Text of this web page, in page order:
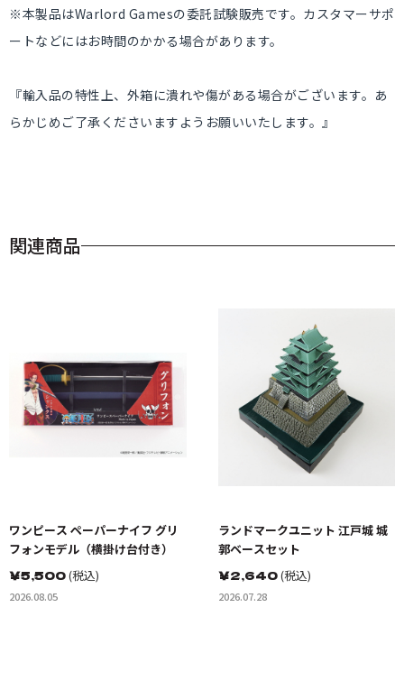
※本製品はWarlord Gamesの委託試験販売です。カスタマーサポ
ートなどにはお時間のかかる場合があります。
『輸入品の特性上、外箱に潰れや傷がある場合がございます。あ
らかじめご了承くださいますようお願いいたします。』
関連商品
ワンピース ペーパーナイフ グリ
フォンモデル（横掛け台付き）
￥5,500(税込)
2026.08.05
ランドマークユニット 江戸城 城
郭ベースセット
￥2,640(税込)
2026.07.28